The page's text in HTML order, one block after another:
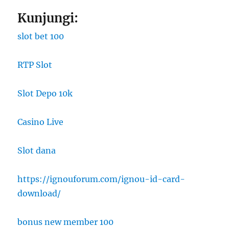
Kunjungi:
slot bet 100
RTP Slot
Slot Depo 10k
Casino Live
Slot dana
https://ignouforum.com/ignou-id-card-
download/
bonus new member 100